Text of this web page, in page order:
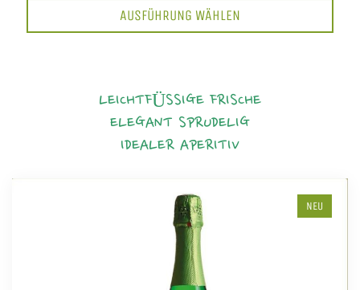
AUSFÜHRUNG WÄHLEN
LEICHTFÜSSIGE FRISCHE
ELEGANT SPRUDELIG
IDEALER APERITIV
NEU